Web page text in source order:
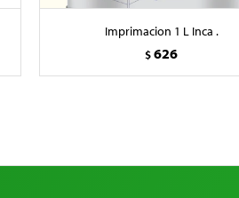
Imprimacion 1 L Inca .
$626